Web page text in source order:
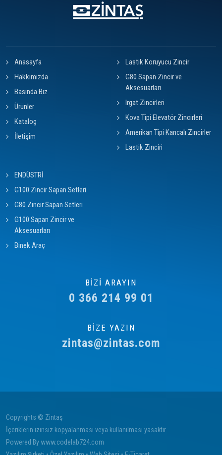
Anasayfa
Hakkımızda
Basında Biz
Ürünler
Katalog
İletişim
Lastik Koruyucu Zincir
G80 Sapan Zincir ve
Aksesuarları
Irgat Zincirleri
Kova Tipi Elevatör Zincirleri
Amerikan Tipi Kancalı Zincirler
Lastik Zinciri
ENDÜSTRİ
G100 Zincir Sapan Setleri
G80 Zincir Sapan Setleri
G100 Sapan Zincir ve
Aksesuarları
Binek Araç
BİZİ ARAYIN
0 366 214 99 01
BİZE YAZIN
zintas@zintas.com
Copyrights © Zintaş
İçeriklerin izinsiz kopyalanması veya kullanılması yasaktır
Powered By www.codelab724.com